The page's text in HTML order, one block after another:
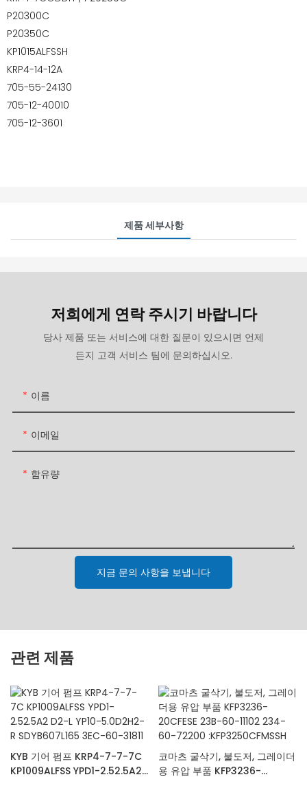
P20300C
P20350C
KP1015ALFSSH
KRP4-14-12A
705-55-24130
705-12-40010
705-12-3601
제품 세부사항
저희에게 연락 주시기 바랍니다
당사 제품 또는 서비스에 대한 질문이 있으시면 언제
든지 고객 서비스 팀에 문의하십시오.
이름
이메일
함유량
지금 문의 사항을 보냅니다
관련 제품
KYB 기어 펌프 KRP4-7-7-7C
KP1009ALFSS YPD1-2.52.5A2
코마츠 굴삭기, 불도저, 그레이더
용 유압 부품 KFP3236-